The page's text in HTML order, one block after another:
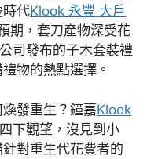
時代Klook 永豐 大戶
期，套刀產物深受花
司發布的子木套裝禮
物的熱點選擇。
發重生？鐘嘉Klook
下觀望，沒見到小
對重生代花費者的